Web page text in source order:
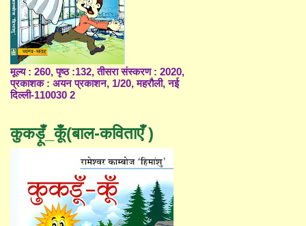
मूल्य : 260, पृष्ठ :132, तीसरा संस्करण : 2020,
प्रकाशक : अयन प्रकाशन, 1/20, महरौली, नई
दिल्ली-110030 2
कुकड़ूँ_कूँ(बाल-कविताएँ )